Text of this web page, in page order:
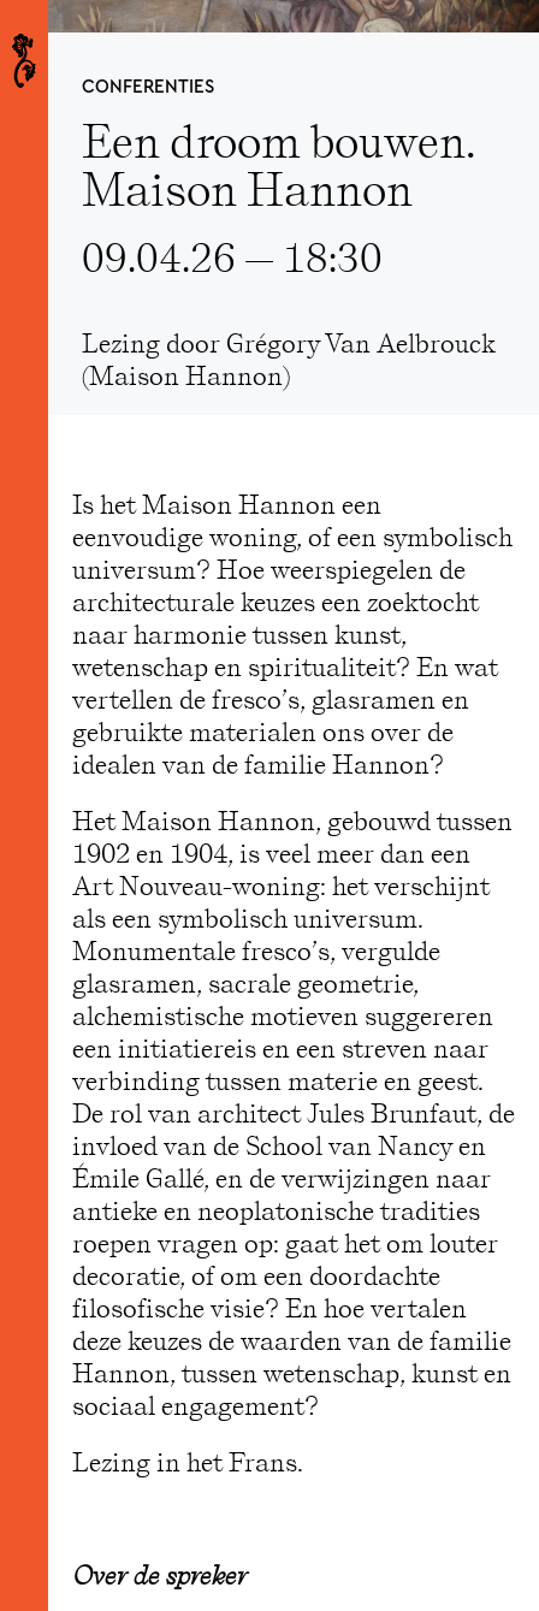
Maison Hannon — Thomas Lancz
CONFERENTIES
Een droom bouwen.
Maison Hannon
09.04.26 — 18:30
Lezing door Grégory Van Aelbrouck
(Maison Hannon)
Is het Maison Hannon een
eenvoudige woning, of een symbolisch
universum? Hoe weerspiegelen de
architecturale keuzes een zoektocht
naar harmonie tussen kunst,
wetenschap en spiritualiteit? En wat
vertellen de fresco’s, glasramen en
gebruikte materialen ons over de
idealen van de familie Hannon?
Het Maison Hannon, gebouwd tussen
1902 en 1904, is veel meer dan een
Art Nouveau-woning: het verschijnt
als een symbolisch universum.
Monumentale fresco’s, vergulde
glasramen, sacrale geometrie,
alchemistische motieven suggereren
een initiatiereis en een streven naar
verbinding tussen materie en geest.
De rol van architect Jules Brunfaut, de
invloed van de School van Nancy en
Émile Gallé, en de verwijzingen naar
antieke en neoplatonische tradities
roepen vragen op: gaat het om louter
decoratie, of om een doordachte
filosofische visie? En hoe vertalen
deze keuzes de waarden van de familie
Hannon, tussen wetenschap, kunst en
sociaal engagement?
Lezing in het Frans.
Over de spreker